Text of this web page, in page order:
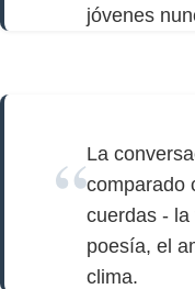
jóvenes
La
comparado
cuerdas -
poesía, el
clima.